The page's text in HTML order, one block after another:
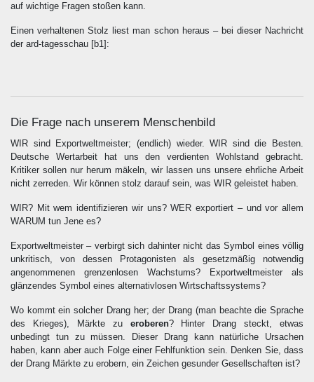
auf wichtige Fragen stoßen kann.
Einen verhaltenen Stolz liest man schon heraus – bei dieser Nachricht
der ard-tagesschau [b1]:
Die Frage nach unserem Menschenbild
WIR sind Exportweltmeister; (endlich) wieder. WIR sind die Besten.
Deutsche Wertarbeit hat uns den verdienten Wohlstand gebracht.
Kritiker sollen nur herum mäkeln, wir lassen uns unsere ehrliche Arbeit
nicht zerreden. Wir können stolz darauf sein, was WIR geleistet haben.
WIR? Mit wem identifizieren wir uns? WER exportiert – und vor allem
WARUM tun Jene es?
Exportweltmeister – verbirgt sich dahinter nicht das Symbol eines völlig
unkritisch, von dessen Protagonisten als gesetzmäßig notwendig
angenommenen grenzenlosen Wachstums? Exportweltmeister als
glänzendes Symbol eines alternativlosen Wirtschaftssystems?
Wo kommt ein solcher Drang her; der Drang (man beachte die Sprache
des Krieges), Märkte zu eroberen? Hinter Drang steckt, etwas
unbedingt tun zu müssen. Dieser Drang kann natürliche Ursachen
haben, kann aber auch Folge einer Fehlfunktion sein. Denken Sie, dass
der Drang Märkte zu erobern, ein Zeichen gesunder Gesellschaften ist?